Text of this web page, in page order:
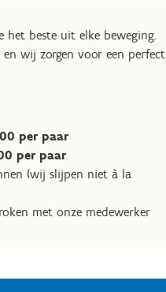
het beste uit elke beweging.
wij zorgen voor een perfect
per paar
per paar
(wij slijpen niet à la
met onze medewerker